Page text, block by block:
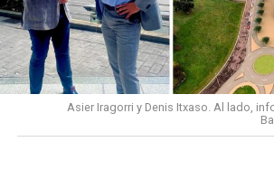
En cuanto a nuestras áreas, estos
para mucho. En Medio Ambiente
impulso para la creación de huertos
elaboración del Plan General de
el Plan de Acción contra el Ruido y
Asier Iragorri y Denis Itxaso. Al lado,